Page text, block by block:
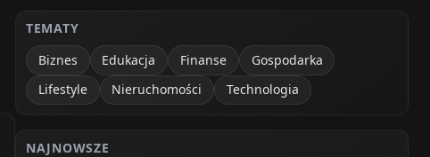
TEMATY
Biznes
Edukacja Finanse
Gospodarka
Lifestyle
Nieruchomości Technologia
NAJNOWSZE